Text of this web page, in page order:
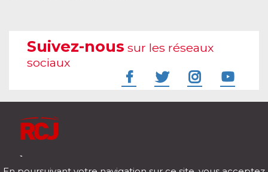
Suivez-nous sur les réseaux
sociaux